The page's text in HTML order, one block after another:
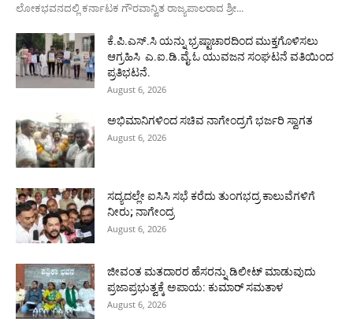
ಲೋಕಭವನದಲ್ಲಿ ಕರ್ನಾಟಕ ಗೌರವಾನ್ವಿತ ರಾಜ್ಯಪಾಲರಾದ ಶ್ರೀ...
ಕೆ.ಪಿ.ಎಸ್.ಸಿ ಯನ್ನು ಭ್ರಷ್ಟಾಚಾರದಿಂದ ಮುಕ್ತಗೊಳಿಸಲು
ಆಗ್ರಹಿಸಿ ಎ.ಐ.ಡಿ.ವೈ.ಓ ಯುವಜನ ಸಂಘಟನೆ ವತಿಯಿಂದ
ಪ್ರತಿಭಟನೆ.
August 6, 2026
ಅಭಿಮಾನಿಗಳಿಂದ ಸಚಿವ ನಾಗೇಂದ್ರಗೆ ಭರ್ಜರಿ ಸ್ವಾಗತ
August 6, 2026
ಸದ್ಯದಲ್ಲೇ ಐಸಿಸಿ ಸಭೆ ಕರೆದು ತುಂಗಭದ್ರ ಕಾಲುವೆಗಳಿಗೆ
ನೀರು; ನಾಗೇಂದ್ರ
August 6, 2026
ಜೀವಂತ ಮತದಾರರ ಹೆಸರನ್ನು ಡಿಲೀಟ್ ಮಾಡುವುದು
ಪ್ರಜಾಪ್ರಭುತ್ವಕ್ಕೆ ಅಪಾಯ: ಕುಮಾರ್ ಸಮತಾಳ
August 6, 2026